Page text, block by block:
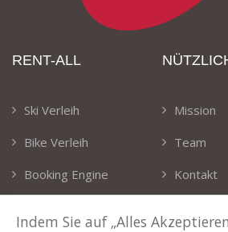
RENT-ALL
Ski Verleih
Bike Verleih
Booking Engine
Mission
Team
Kontakt
Indem Sie auf „Alles